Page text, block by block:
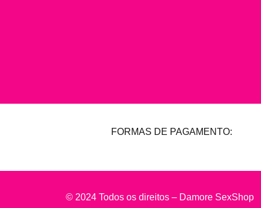
FORMAS DE PAGAMENTO:
© 2024 Todos os direitos – Damore SexShop